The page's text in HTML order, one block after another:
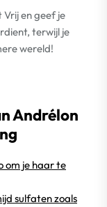
en geef je
terwijl je
wereld!
Andrélon
om je haar te
sulfaten zoals